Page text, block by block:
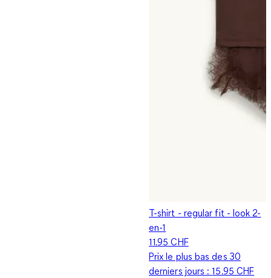
T-shirt - regular fit - look 2-
en-1
11.95 CHF
Prix le plus bas des 30
derniers jours :15.95 CHF